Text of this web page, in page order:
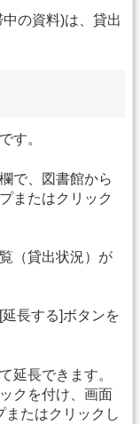
の資料)は、貸出
す。
で、図書館から
またはクリック
（貸出状況）が
長する]ボタンを
延長できます。
クを付け、画面
またはクリックし